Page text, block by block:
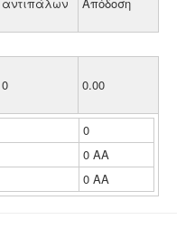
0 0.00
0
0 ΑΑ
0 ΑΑ